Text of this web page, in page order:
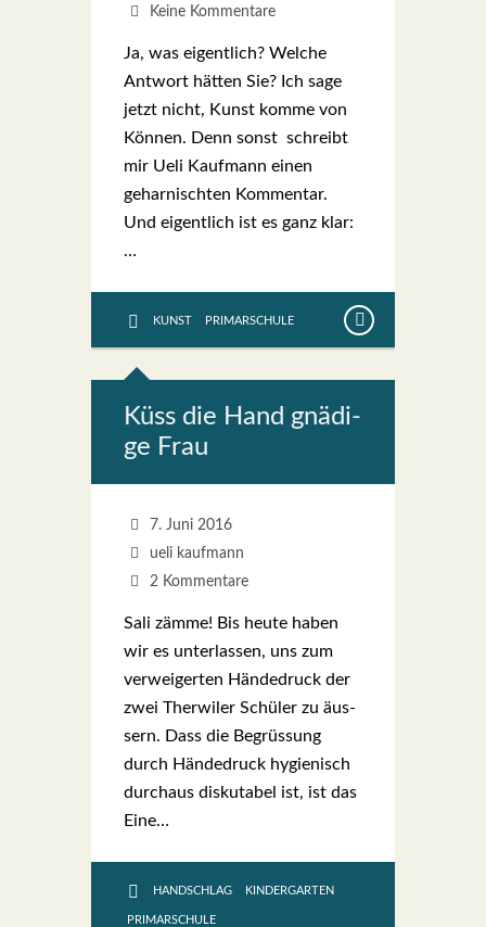
Keine Kommentare
Ja, was eigent­lich? Wel­che
Ant­wort hät­ten Sie? Ich sage
jetzt nicht, Kunst kom­me von
Kön­nen. Denn sonst schreibt
mir Ueli Kauf­mann einen
gehar­nisch­ten Kom­men­tar.
Und eigent­lich ist es ganz klar:
…
KUNST PRIMARSCHULE
Küss die Hand gnä­di­
ge Frau
7. Juni 2016
ueli kaufmann
2 Kommentare
Sali zäm­me! Bis heu­te haben
wir es unter­las­sen, uns zum
ver­wei­ger­ten Hän­de­druck der
zwei Ther­wi­ler Schü­ler zu äus­
sern. Dass die Begrüs­sung
durch Hän­de­druck hygie­nisch
durch­aus dis­ku­ta­bel ist, ist das
Eine…
HANDSCHLAG KINDERGARTEN
PRIMARSCHULE